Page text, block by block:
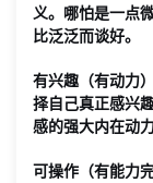
义。哪怕是一点
比泛泛而谈好。
有兴趣（有动力）
择自己真正感兴
感的强大内在动力
可操作（有能力完